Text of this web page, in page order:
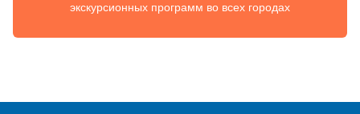
экскурсионных программ во всех городах